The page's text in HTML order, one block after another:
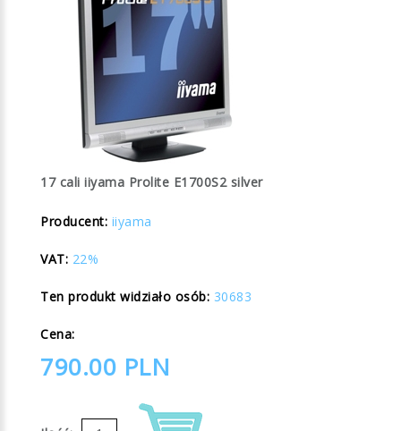
17 cali iiyama Prolite E1700S2 silver
Producent: iiyama
VAT: 22%
Ten produkt widziało osób: 30683
Cena:
790.00 PLN